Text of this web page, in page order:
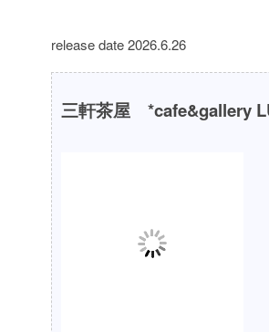
release date 2026.6.26
三軒茶屋 *cafe&gallery